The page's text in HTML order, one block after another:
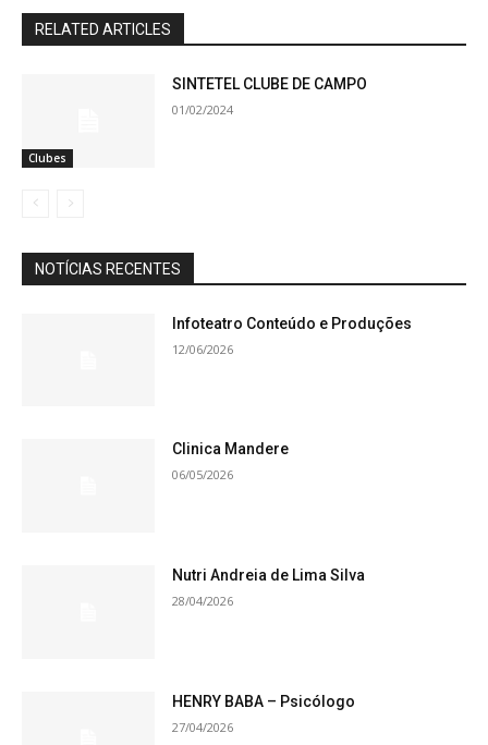
RELATED ARTICLES
Clubes
SINTETEL CLUBE DE CAMPO
01/02/2024
NOTÍCIAS RECENTES
Infoteatro Conteúdo e Produções
12/06/2026
Clinica Mandere
06/05/2026
Nutri Andreia de Lima Silva
28/04/2026
HENRY BABA – Psicólogo
27/04/2026